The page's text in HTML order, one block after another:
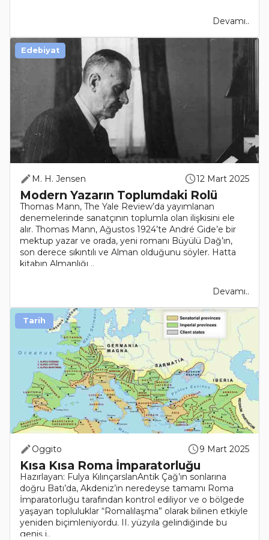
Devamı..
M. H. Jensen 12 Mart 2025
Modern Yazarın Toplumdaki Rolü
Thomas Mann, The Yale Review’da yayımlanan
denemelerinde sanatçının toplumla olan ilişkisini ele
alır. Thomas Mann, Ağustos 1924’te André Gide’e bir
mektup yazar ve orada, yeni romanı Büyülü Dağ’ın,
son derece sıkıntılı ve Alman olduğunu söyler. Hatta
kitabın Almanlığı ..
Devamı..
Edebiyat
Oggito 9 Mart 2025
Kısa Kısa Roma İmparatorluğu
Hazırlayan: Fulya KılınçarslanAntik Çağ’ın sonlarına
doğru Batı’da, Akdeniz’in neredeyse tamamı Roma
İmparatorluğu tarafından kontrol ediliyor ve o bölgede
yaşayan topluluklar “Romalılaşma” olarak bilinen etkiyle
yeniden biçimleniyordu. II. yüzyıla gelindiğinde bu
geniş i..
Tarih